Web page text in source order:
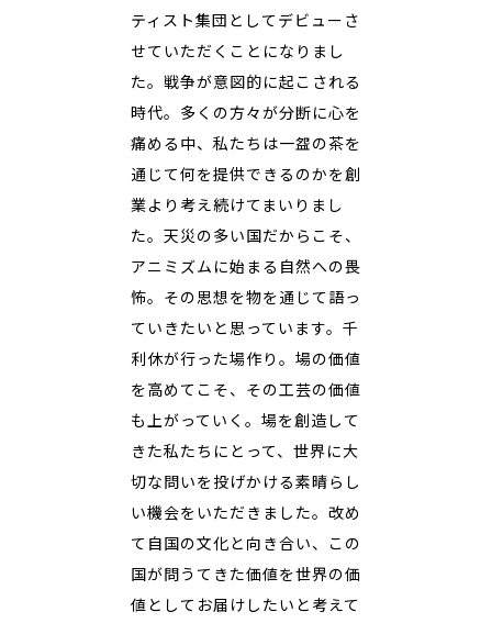
ティスト集団としてデビューさ
せていただくことになりまし
た。戦争が意図的に起こされる
時代。多くの方々が分断に心を
痛める中、私たちは一盌の茶を
通じて何を提供できるのかを創
業より考え続けてまいりまし
た。天災の多い国だからこそ、
アニミズムに始まる自然への畏
怖。その思想を物を通じて語っ
ていきたいと思っています。千
利休が行った場作り。場の価値
を高めてこそ、その工芸の価値
も上がっていく。場を創造して
きた私たちにとって、世界に大
切な問いを投げかける素晴らし
い機会をいただきました。改め
て自国の文化と向き合い、この
国が問うてきた価値を世界の価
値としてお届けしたいと考えて